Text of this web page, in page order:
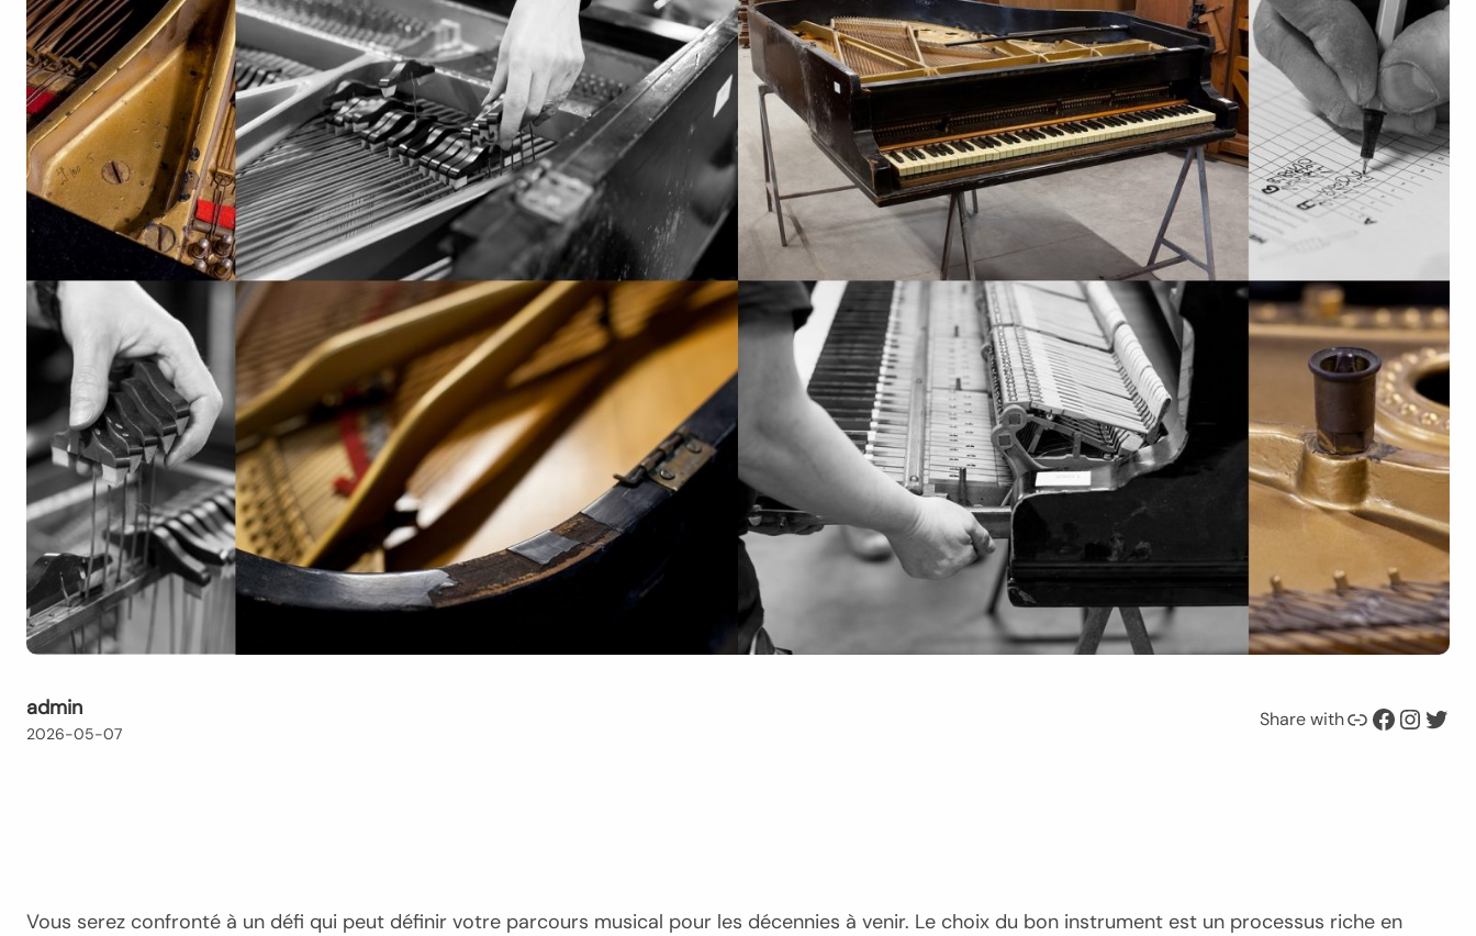
admin
2026-05-07
Share withLink Facebook Instagram Twitter
Vous serez confronté à un défi qui peut définir votre parcours musical pour les décennies à venir. Le choix du bon instrument est un processus riche en